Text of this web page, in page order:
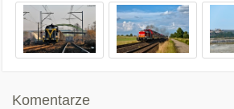
Komentarze